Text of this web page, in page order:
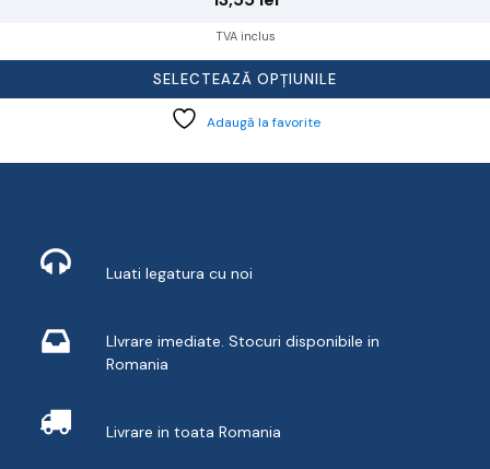
TVA inclus
SELECTEAZĂ OPȚIUNILE
Adaugă la favorite
Luati legatura cu noi
LIvrare imediate. Stocuri disponibile in
Romania
Livrare in toata Romania